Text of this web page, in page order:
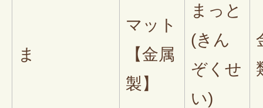
ま
マット
【金属
製】
まっと
(きん
ぞくせ
い)